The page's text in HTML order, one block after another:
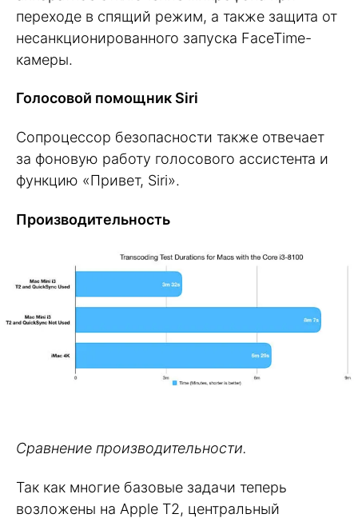
переходе в спящий режим, а также защита от
несанкционированного запуска FaceTime-
камеры.
Голосовой помощник Siri
Сопроцессор безопасности также отвечает
за фоновую работу голосового ассистента и
функцию «Привет, Siri».
Производительность
Сравнение производительности.
Так как многие базовые задачи теперь
возложены на Apple T2, центральный